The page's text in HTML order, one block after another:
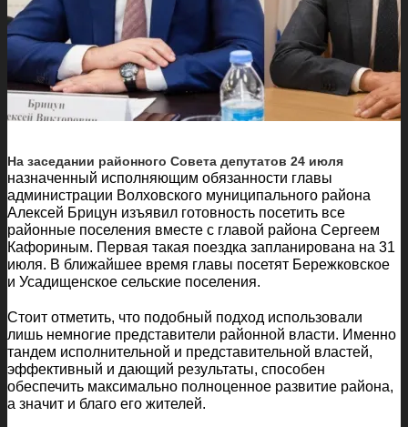
На заседании районного Совета депутатов 24 июля
назначенный исполняющим обязанности главы
администрации Волховского муниципального района
Алексей Брицун изъявил готовность посетить все
районные поселения вместе с главой района Сергеем
Кафориным. Первая такая поездка запланирована на 31
июля. В ближайшее время главы посетят Бережковское
и Усадищенское сельские поселения.
Стоит отметить, что подобный подход использовали
лишь немногие представители районной власти. Именно
тандем исполнительной и представительной властей,
эффективный и дающий результаты, способен
обеспечить максимально полноценное развитие района,
а значит и благо его жителей.